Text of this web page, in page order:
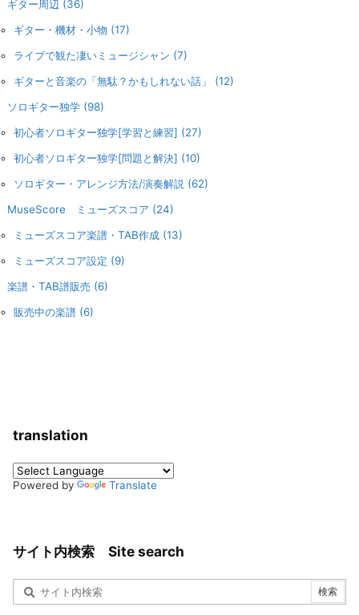
ギター周辺 (36)
ギター・機材・小物 (17)
ライブで観た凄いミュージシャン (7)
ギターと音楽の「無駄？かもしれない話」 (12)
ソロギター独学 (98)
初心者ソロギター独学[学習と練習] (27)
初心者ソロギター独学[問題と解決] (10)
ソロギター・アレンジ方法/演奏解説 (62)
MuseScore ミューズスコア (24)
ミューズスコア楽譜・TAB作成 (13)
ミューズスコア設定 (9)
楽譜・TAB譜販売 (6)
販売中の楽譜 (6)
translation
Powered by Translate
サイト内検索 Site search